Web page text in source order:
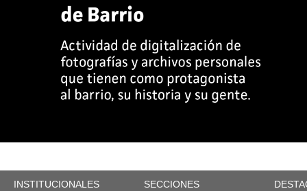
INSTITUCIONALES SECCIONES